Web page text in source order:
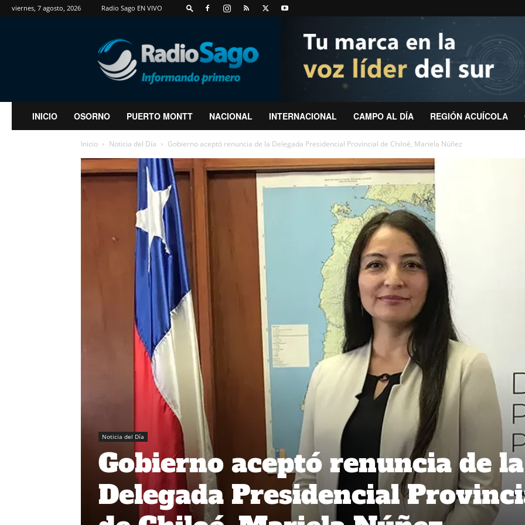
viernes, 7 agosto, 2026 Radio Sago EN VIVO
RadioSago
INICIO OSORNO PUERTO MONTT NACIONAL INTERNACIONAL CAMPO AL DÍA REGIÓN ACUÍCOLA
Inicio Noticia del Día Gobierno aceptó renuncia de la Delegada Presidencial Provincial de Chiloé, Mariela Núñez
Noticia del Día
Gobierno aceptó renuncia de la
Delegada Presidencial